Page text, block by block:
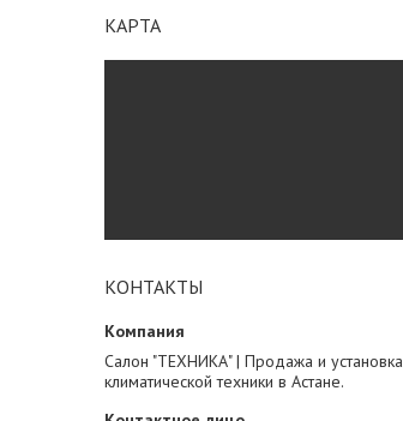
КАРТА
КОНТАКТЫ
Салон "ТЕХНИКА" | Продажа и установка
климатической техники в Астане.